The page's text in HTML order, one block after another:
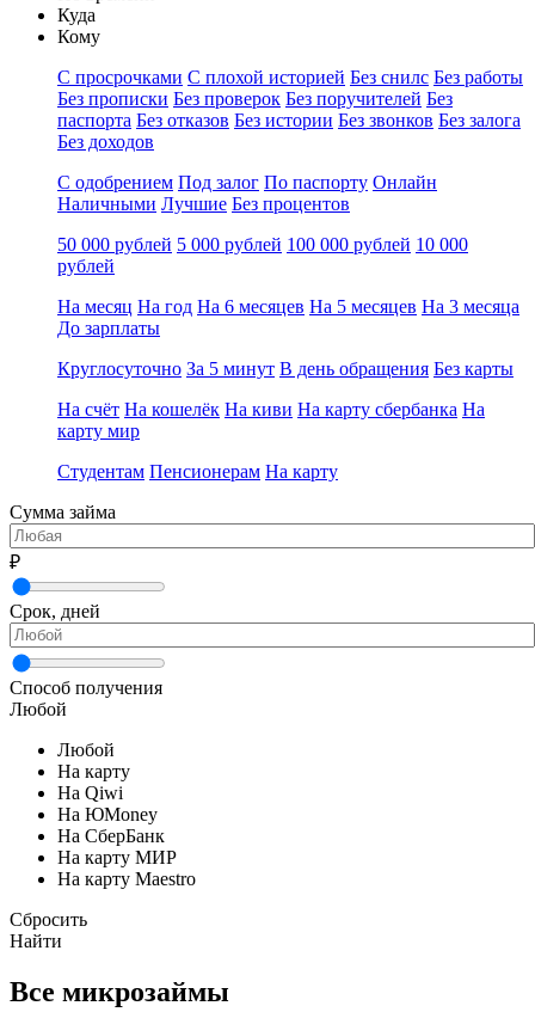
Куда
Кому
С просрочками С плохой историей Без снилс Без работы
Без прописки Без проверок Без поручителей Без
паспорта Без отказов Без истории Без звонков Без залога
Без доходов
С одобрением Под залог По паспорту Онлайн
Наличными Лучшие Без процентов
50 000 рублей 5 000 рублей 100 000 рублей 10 000
рублей
На месяц На год На 6 месяцев На 5 месяцев На 3 месяца
До зарплаты
Круглосуточно За 5 минут В день обращения Без карты
На счёт На кошелёк На киви На карту сбербанка На
карту мир
Студентам Пенсионерам На карту
Сумма займа
₽
Срок, дней
Способ получения
Любой
Любой
На карту
На Qiwi
На ЮMoney
На СберБанк
На карту МИР
На карту Maestro
Сбросить
Найти
Все микрозаймы